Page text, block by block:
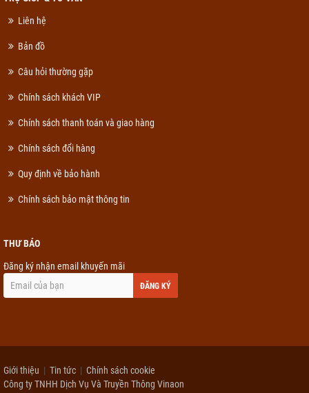
Liên hệ
Bản đồ
Câu hỏi thường gặp
Chính sách khách VIP
Chính sách thanh toán và giao hàng
Chính sách đổi hàng
Quy định về bảo hành
Chính sách bảo mật thông tin
THƯ BÁO
Đăng ký nhận email khuyến mãi
ĐĂNG KÝ
Giới thiệu Tin tức
Chính sách cookie
Công ty TNHH Dịch Vụ Và Truyền Thông Vinaon